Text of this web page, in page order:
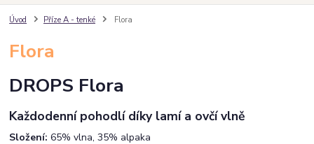
Úvod Příze A - tenké Flora
Flora
DROPS Flora
Každodenní pohodlí díky lamí a ovčí vlně
Složení: 65% vlna, 35% alpaka